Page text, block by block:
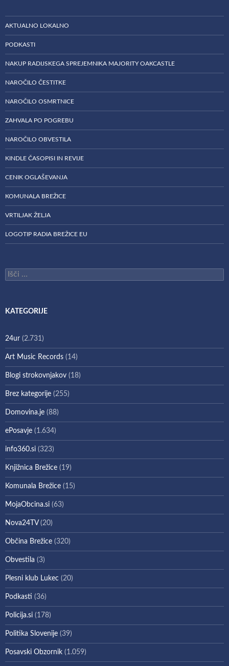
AKTUALNO LOKALNO
PODKASTI
NAKUP RADIJSKEGA SPREJEMNIKA MAJORITY OAKCASTLE
NAROČILO ČESTITKE
NAROČILO OSMRTNICE
ZAHVALA PO POGREBU
NAROČILO OBVESTILA
KINDLE ČASOPISI IN REVIJE
CENIK OGLAŠEVANJA
KOMUNALA BREŽICE
VRTILJAK ŽELJA
LOGOTIP RADIA BREŽICE EU
Išči:
KATEGORIJE
24ur (2.731)
Art Music Records (14)
Blogi strokovnjakov (18)
Brez kategorije (255)
Domovina.je (88)
ePosavje (1.634)
info360.si (323)
Knjižnica Brežice (19)
Komunala Brežice (15)
MojaObcina.si (63)
Nova24TV(20)
Občina Brežice (320)
Obvestila (3)
Plesni klub Lukec (20)
Podkasti (36)
Policija.si (178)
Politika Slovenije (39)
Posavski Obzornik (1.059)